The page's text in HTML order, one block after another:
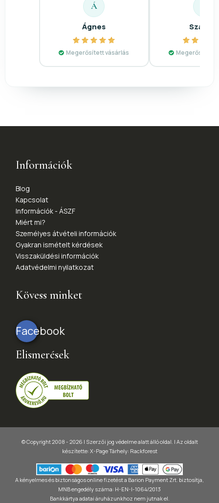
Á
Ágnes
Megerősített vásárlás
Szabina
Megerősített
Információk
Blog
Kapcsolat
Információk - ÁSZF
Miért mi?
Személyes átvételi információk
Gyakran ismételt kérdések
Visszaküldési információk
Adatvédelmi nyilatkozat
Kövess minket
Facebook
Elismerések
© Copyright 2008 - 2026 | Szerzői jog védelme alatt álló oldal. | Az oldalt
készítette: X-PageTárhely: Rackforest
A kényelmes és biztonságos online fizetést a Barion Payment Zrt. biztosítja,
MNB engedély száma: H-EN-I-1064/2013
Bankkártya adatai áruházunkhoz nem jutnak el.